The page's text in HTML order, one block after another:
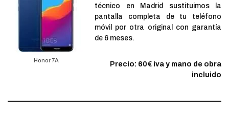
Honor 7A
técnico en Madrid sustituimos la
pantalla completa de tu teléfono
móvil por otra original con garantía
de 6 meses.
Precio: 60€ iva y mano de obra
incluido